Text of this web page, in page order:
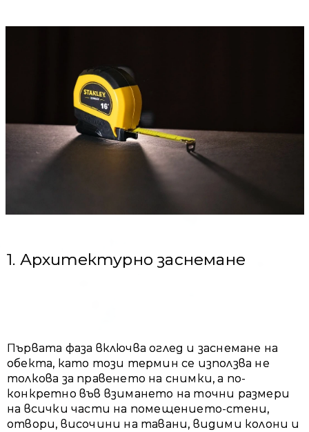
1. Архитектурно заснемане
Първата фаза включва оглед и заснемане на
обекта, като този термин се използва не
толкова за правенето на снимки, а по-
конкретно във взимането на точни размери
на всички части на помещението-стени,
отвори, височини на тавани, видими колони и